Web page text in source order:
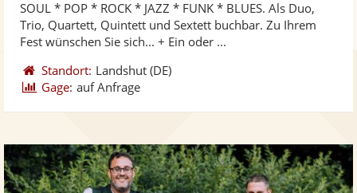
5
SOUL * POP * ROCK * JAZZ * FUNK * BLUES. Als Duo,
Trio, Quartett, Quintett und Sextett buchbar. Zu Ihrem
Fest wünschen Sie sich... + Ein oder ...
Standort: Landshut (DE)
Gage: auf Anfrage